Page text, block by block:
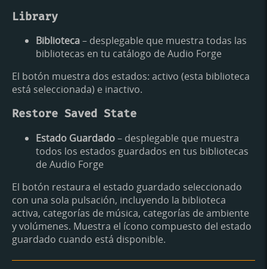
Library
Biblioteca– desplegable que muestra todas las
bibliotecas en tu catálogo de Audio Forge
El botón muestra dos estados: activo (esta biblioteca
está seleccionada) e inactivo.
Restore Saved State
Estado Guardado– desplegable que muestra
todos los estados guardados en tus bibliotecas
de Audio Forge
El botón restaura el estado guardado seleccionado
con una sola pulsación, incluyendo la biblioteca
activa, categorías de música, categorías de ambiente
y volúmenes. Muestra el ícono compuesto del estado
guardado cuando está disponible.